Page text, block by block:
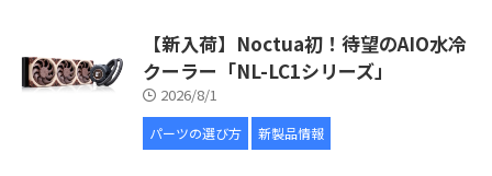
【新入荷】Noctua初！待望のAIO水冷
クーラー「NL-LC1シリーズ」
2026/8/1
パーツの選び方 新製品情報